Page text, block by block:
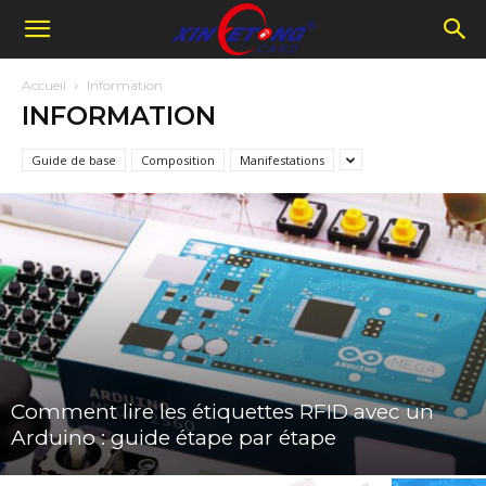
Accueil Information
INFORMATION
Guide de base Composition Manifestations
Comment lire les étiquettes RFID avec un
Arduino : guide étape par étape